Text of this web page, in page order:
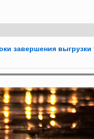
завершения